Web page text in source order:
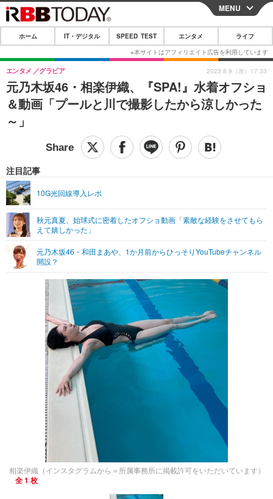
CLOSE
ホーム
IT・デジタル
IT・デジタルTOP スマートフォン
ショッピング その他
SPEED TEST
エンタメ
エンタメTOP 映画・ドラマ
音楽
グラビア ブログ
ペット
その他
リリース一覧
プッシュ通知の停止方法
MENU
ホーム IT・デジタル SPEED TEST エンタメ ライフ
元乃木坂46・相楽伊織、『SPA!』水着オフショ
＆動画「プールと川で撮影したから涼しかった
～」
エンタメ グラビア
注目記事
10G光回線導入レポ
秋元真夏、始球式に密着したオフショ動画「素敵な経験をさせてもら
えて嬉しかった」
元乃木坂46・和田まあや、1か月前からひっそりYouTubeチャンネル
開設？
2023.8.9（水）17:33
相楽伊織（インスタグラムから＝所属事務所に掲載許可をいただいています）
全 1 枚